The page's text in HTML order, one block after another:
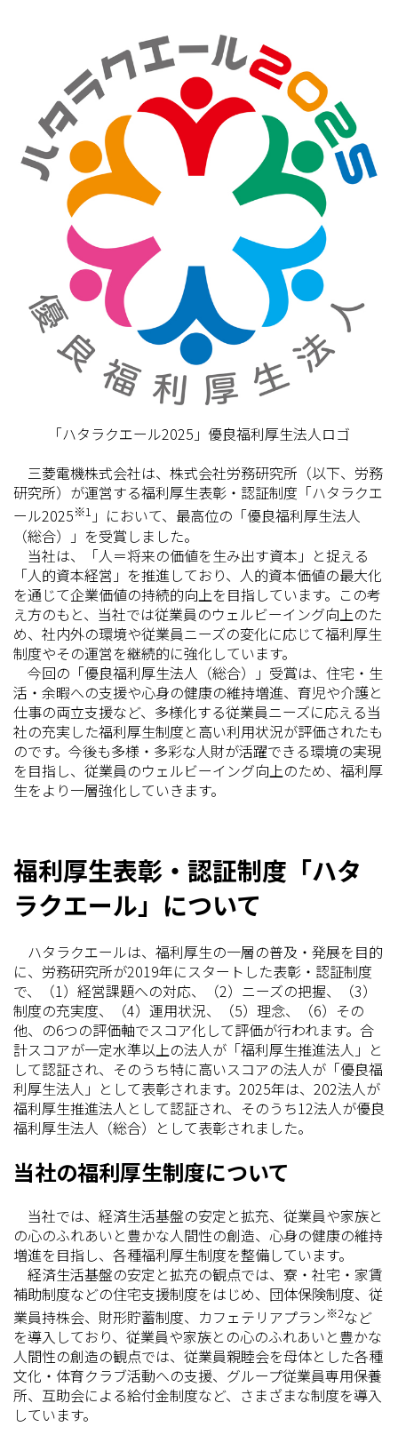
「ハタラクエール2025」優良福利厚生法人ロゴ
三菱電機株式会社は、株式会社労務研究所（以下、労務
研究所）が運営する福利厚生表彰・認証制度「ハタラクエ
ール2025※1 」において、最高位の「優良福利厚生法人
（総合）」を受賞しました。
当社は、「人＝将来の価値を生み出す資本」と捉える
「人的資本経営」を推進しており、人的資本価値の最大化
を通じて企業価値の持続的向上を目指しています。この考
え方のもと、当社では従業員のウェルビーイング向上のた
め、社内外の環境や従業員ニーズの変化に応じて福利厚生
制度やその運営を継続的に強化しています。
今回の「優良福利厚生法人（総合）」受賞は、住宅・生
活・余暇への支援や心身の健康の維持増進、育児や介護と
仕事の両立支援など、多様化する従業員ニーズに応える当
社の充実した福利厚生制度と高い利用状況が評価されたも
のです。今後も多様・多彩な人財が活躍できる環境の実現
を目指し、従業員のウェルビーイング向上のため、福利厚
生をより一層強化していきます。
福利厚生表彰・認証制度「ハタ
ラクエール」について
ハタラクエールは、福利厚生の一層の普及・発展を目的
に、労務研究所が2019年にスタートした表彰・認証制度
で、（1）経営課題への対応、（2）ニーズの把握、（3）
制度の充実度、（4）運用状況、（5）理念、（6）その
他、の6つの評価軸でスコア化して評価が行われます。合
計スコアが一定水準以上の法人が「福利厚生推進法人」と
して認証され、そのうち特に高いスコアの法人が「優良福
利厚生法人」として表彰されます。2025年は、202法人が
福利厚生推進法人として認証され、そのうち12法人が優良
福利厚生法人（総合）として表彰されました。
当社の福利厚生制度について
当社では、経済生活基盤の安定と拡充、従業員や家族と
の心のふれあいと豊かな人間性の創造、心身の健康の維持
増進を目指し、各種福利厚生制度を整備しています。
経済生活基盤の安定と拡充の観点では、寮・社宅・家賃
補助制度などの住宅支援制度をはじめ、団体保険制度、従
業員持株会、財形貯蓄制度、カフェテリアプラン※2など
を導入しており、従業員や家族との心のふれあいと豊かな
人間性の創造の観点では、従業員親睦会を母体とした各種
文化・体育クラブ活動への支援、グループ従業員専用保養
所、互助会による給付金制度など、さまざまな制度を導入
しています。